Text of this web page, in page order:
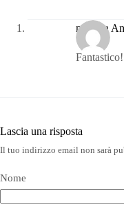
maestra
Lascia una risposta
Il tuo indirizzo email non sarà
Nome